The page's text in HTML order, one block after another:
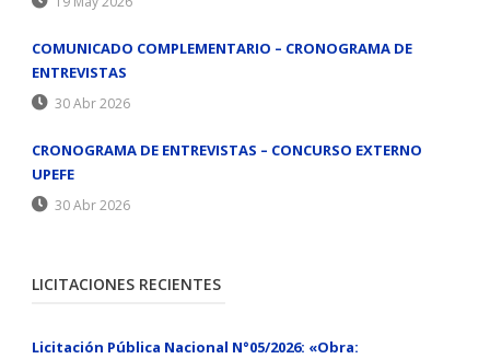
COMUNICADO COMPLEMENTARIO – CRONOGRAMA DE
ENTREVISTAS
30 Abr 2026
CRONOGRAMA DE ENTREVISTAS – CONCURSO EXTERNO
UPEFE
30 Abr 2026
LICITACIONES RECIENTES
Licitación Pública Nacional N°05/2026: «Obra: